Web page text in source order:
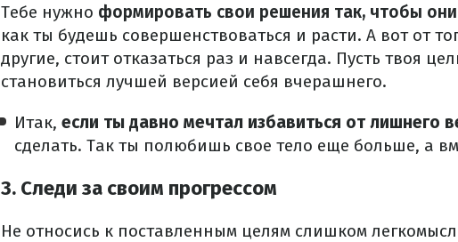
Тебе нужно формировать свои решения так, чтобы они
как ты будешь совершенствоваться и расти. А вот от
другие, стоит отказаться раз и навсегда. Пусть твоя
становиться лучшей версией себя вчерашнего.
Итак, если ты давно мечтал избавиться от лишнего
сделать. Так ты полюбишь свое тело еще больше, а
3. Следи за своим прогрессом
Не относись к поставленным целям слишком